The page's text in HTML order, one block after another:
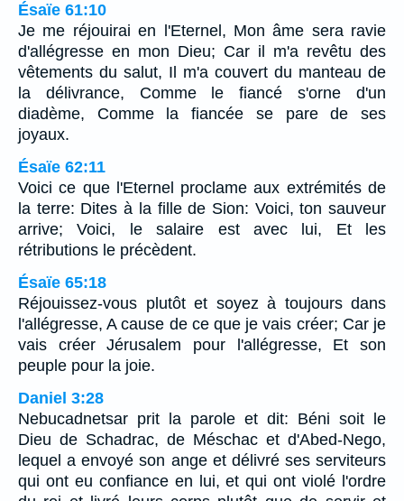
Ésaïe 61:10
Je me réjouirai en l'Eternel, Mon âme sera ravie
d'allégresse en mon Dieu; Car il m'a revêtu des
vêtements du salut, Il m'a couvert du manteau de
la délivrance, Comme le fiancé s'orne d'un
diadème, Comme la fiancée se pare de ses
joyaux.
Ésaïe 62:11
Voici ce que l'Eternel proclame aux extrémités de
la terre: Dites à la fille de Sion: Voici, ton sauveur
arrive; Voici, le salaire est avec lui, Et les
rétributions le précèdent.
Ésaïe 65:18
Réjouissez-vous plutôt et soyez à toujours dans
l'allégresse, A cause de ce que je vais créer; Car je
vais créer Jérusalem pour l'allégresse, Et son
peuple pour la joie.
Daniel 3:28
Nebucadnetsar prit la parole et dit: Béni soit le
Dieu de Schadrac, de Méschac et d'Abed-Nego,
lequel a envoyé son ange et délivré ses serviteurs
qui ont eu confiance en lui, et qui ont violé l'ordre